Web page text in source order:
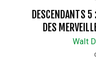
DESCENDANTS
DES
Walt